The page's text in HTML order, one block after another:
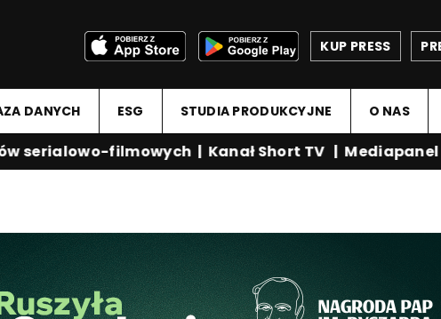
KUP PRESS
DANYCH ESG STUDIA PRODUKCYJNE O NAS
filmowych|Kanał Short TV |Mediapanel|